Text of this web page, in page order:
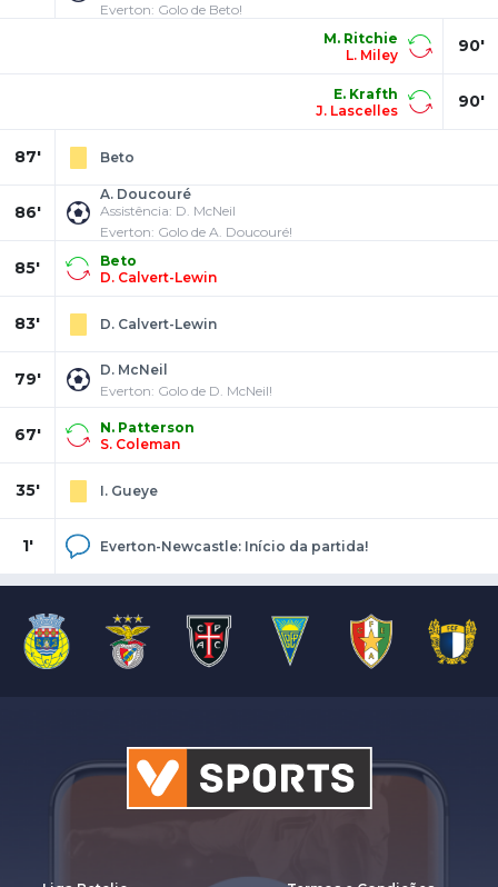
Everton: Golo de Beto!
90'
M. Ritchie
L. Miley
90'
E. Krafth
J. Lascelles
87' Beto
86'
A. Doucouré
Assistência: D. McNeil
Everton: Golo de A. Doucouré!
85'
Beto
D. Calvert-Lewin
83' D. Calvert-Lewin
79'
D. McNeil
Everton: Golo de D. McNeil!
67'
N. Patterson
S. Coleman
35' I. Gueye
1' Everton-Newcastle: Início da partida!